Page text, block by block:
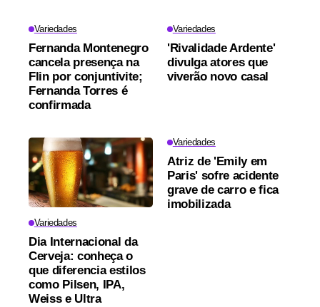
Variedades
Fernanda Montenegro
cancela presença na
Flin por conjuntivite;
Fernanda Torres é
confirmada
Variedades
'Rivalidade Ardente'
divulga atores que
viverão novo casal
Variedades
Dia Internacional da
Cerveja: conheça o
que diferencia estilos
como Pilsen, IPA,
Weiss e Ultra
Variedades
Atriz de 'Emily em
Paris' sofre acidente
grave de carro e fica
imobilizada